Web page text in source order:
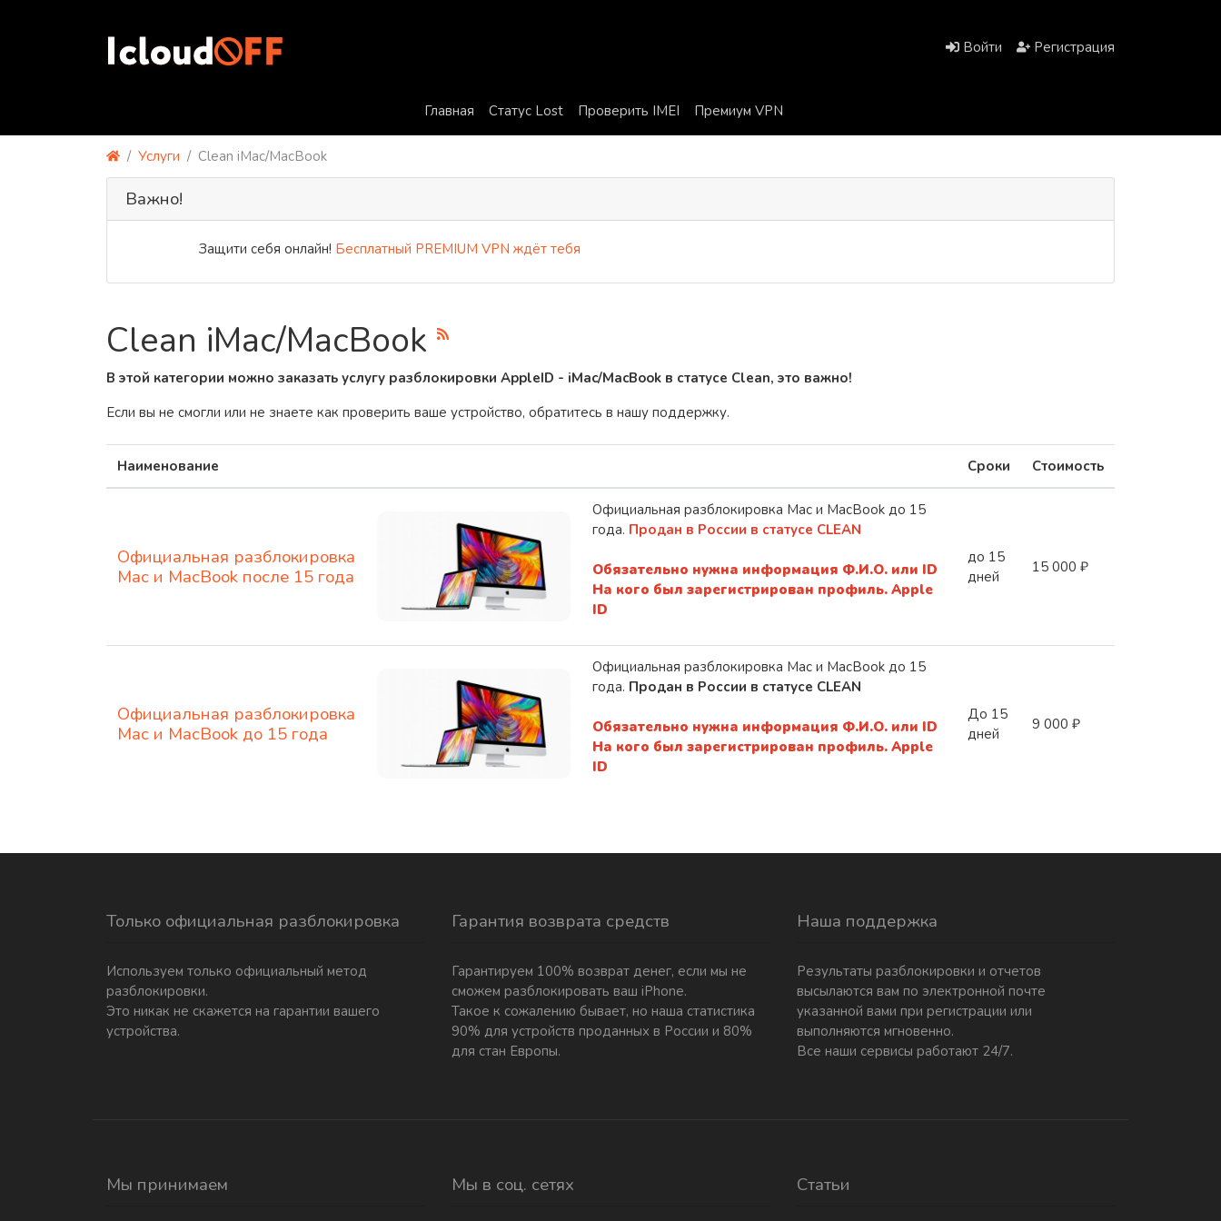
Войти Регистрация
Главная Статус Lost Проверить IMEI Премиум VPN
Услуги Clean iMac/MacBook
Важно!
Защити себя онлайн!Бесплатный PREMIUM VPN ждёт тебя
Clean iMac/MacBook
В этой категории можно заказать услугу разблокировки AppleID - iMac/MacBook в статусе Clean, это важно!
Если вы не смогли или не знаете как проверить ваше устройство, обратитесь в нашу поддержку.
Наименование Сроки Стоимость
Официальная разблокировка
Mac и MacBook после 15 года
Официальная разблокировка Mac и MacBook до 15
года. Продан в России в статусе CLEAN
Обязательно нужна информация Ф.И.О. или ID
На кого был зарегистрирован профиль. Apple
ID
до 15
дней
15 000 ₽
Официальная разблокировка
Mac и MacBook до 15 года
Официальная разблокировка Mac и MacBook до 15
года. Продан в России в статусе CLEAN
Обязательно нужна информация Ф.И.О. или ID
На кого был зарегистрирован профиль. Apple
ID
До 15
дней
9 000 ₽
Только официальная разблокировка
Используем только официальный метод
разблокировки.
Это никак не скажется на гарантии вашего
устройства.
Гарантия возврата средств
Гарантируем 100% возврат денег, если мы не
сможем разблокировать ваш iPhone.
Такое к сожалению бывает, но наша статистика
90% для устройств проданных в России и 80%
для стан Европы.
Наша поддержка
Результаты разблокировки и отчетов
высылаются вам по электронной почте
указанной вами при регистрации или
выполняются мгновенно.
Все наши сервисы работают 24/7.
Мы принимаем Мы в соц. сетях Статьи